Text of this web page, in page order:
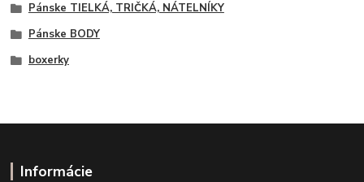
Pánske TIELKÁ, TRIČKÁ, NÁTELNÍKY
Pánske BODY
boxerky
Informácie